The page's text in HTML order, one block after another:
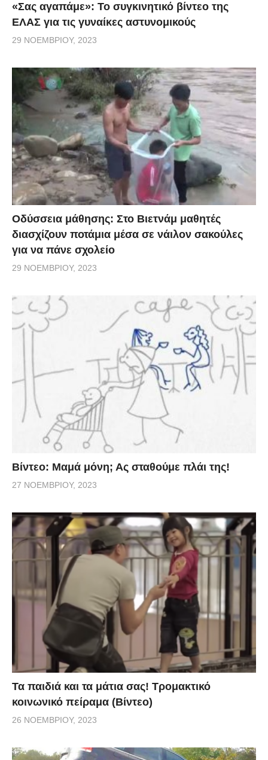
«Σας αγαπάμε»: Το συγκινητικό βίντεο της
ΕΛΑΣ για τις γυναίκες αστυνομικούς
29 ΝΟΕΜΒΡΊΟΥ, 2023
Οδύσσεια μάθησης: Στο Βιετνάμ μαθητές
διασχίζουν ποτάμια μέσα σε νάιλον σακούλες
για να πάνε σχολείο
29 ΝΟΕΜΒΡΊΟΥ, 2023
Βίντεο: Μαμά μόνη; Ας σταθούμε πλάι της!
27 ΝΟΕΜΒΡΊΟΥ, 2023
Τα παιδιά και τα μάτια σας! Τρομακτικό
κοινωνικό πείραμα (Βίντεο)
26 ΝΟΕΜΒΡΊΟΥ, 2023